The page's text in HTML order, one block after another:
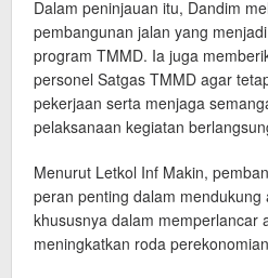
Dalam peninjauan itu, Dandim
pembangunan jalan yang
program TMMD. Ia juga
personel Satgas TMMD agar
pekerjaan serta menjaga
pelaksanaan kegiatan
Menurut Letkol Inf Makin,
peran penting dalam mendukung
khususnya dalam memperlancar
meningkatkan roda